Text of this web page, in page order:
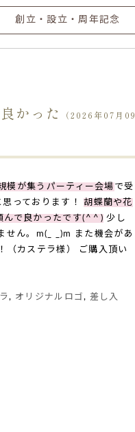
創立・設立・周年記念
かった
（2026年07月09
模が集うパーティー会場 で受
思っております！胡蝶蘭や花
んで良かったです(⁠^⁠^⁠) 少し
せん。m(_ _)m また機会があ
（カステラ様） ご購入頂い
, オリジナルロゴ, 差し入